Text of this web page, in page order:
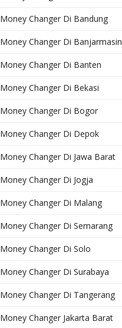
Money Changer Di Bandung
Money Changer Di Banjarmasin
Money Changer Di Banten
Money Changer Di Bekasi
Money Changer Di Bogor
Money Changer Di Depok
Money Changer Di Jawa Barat
Money Changer Di Jogja
Money Changer Di Malang
Money Changer Di Semarang
Money Changer Di Solo
Money Changer Di Surabaya
Money Changer Di Tangerang
Money Changer Jakarta Barat